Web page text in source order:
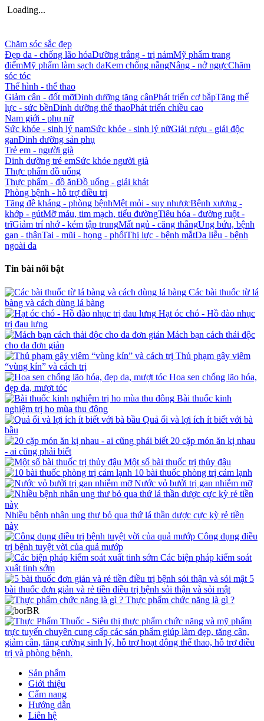
Loading...
Chăm sóc sắc đẹp
Đẹp da - chống lão hóaDưỡng trắng - trị námMỹ phẩm trang
điểmMỹ phẩm làm sạch daKem chống nắngNâng - nở ngựcChăm
sóc tóc
Thể hình - thể thao
Giảm cân - đốt mỡDinh dưỡng tăng cânPhát triển cơ bắpTăng thể
lực - sức bềnDinh dưỡng thể thaoPhát triển chiều cao
Nam giới - phụ nữ
Sức khỏe - sinh lý namSức khỏe - sinh lý nữGiải rượu - giải độc
ganDinh dưỡng sản phụ
Trẻ em - người già
Dinh dưỡng trẻ emSức khỏe người già
Thực phẩm đồ uống
Thực phẩm - đồ ănĐồ uống - giải khát
Phòng bệnh - hỗ trợ điều trị
Tăng đề kháng - phòng bệnhMệt mỏi - suy nhượcBệnh xương -
khớp - gútMỡ máu, tim mạch, tiểu đườngTiêu hóa - đường ruột -
trĩGiảm trí nhớ - kém tập trungMất ngủ - căng thẳngUng bứu, bệnh
gan - thậnTai - mũi - họng - phổiThị lực - bệnh mắtDa liễu - bệnh
ngoài da
Tin bài nổi bật
Các bài thuốc từ lá
bàng và cách dùng lá bàng
Hạt óc chó - Hồ đào nhục
trị đau lưng
Mách bạn cách thải độc
cho da đơn giản
Thủ phạm gây viêm
“vùng kín” và cách trị
Hoa sen chống lão hóa,
đẹp da, mượt tóc
Bài thuốc kinh
nghiệm trị ho mùa thu đông
Quả ổi và lợi ích ít biết với bà
bầu
20 cặp món ăn kị nhau
- ai cũng phải biết
Một số bài thuốc trị thủy đậu
10 bài thuốc phòng trị cảm lạnh
Nước vỏ bưởi trị gan nhiễm mỡ
Nhiều bệnh nhân ung thư bỏ qua thứ lá thần dược cực kỳ rẻ tiền
này
Công dụng điều
trị bệnh tuyệt vời của quả mướp
Các biện pháp kiểm soát
xuất tinh sớm
5
bài thuốc đơn giản và rẻ tiền điều trị bệnh sỏi thận và sỏi mật
Thực phẩm chức năng là gì ?
Sản phẩm
Giới thiệu
Cẩm nang
Hướng dẫn
Liên hệ